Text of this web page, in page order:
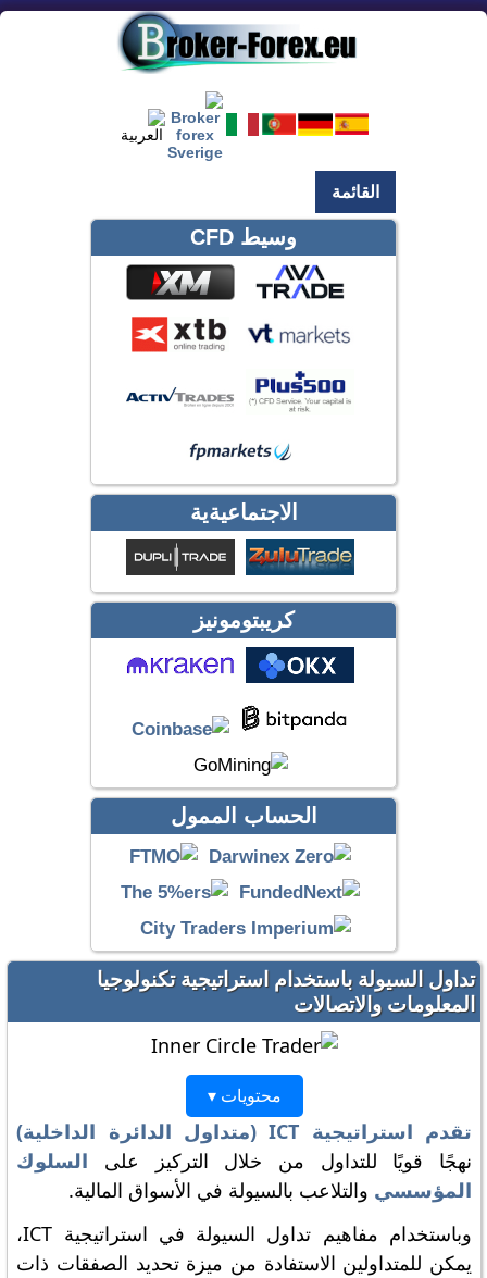
القائمة
وسيط CFD
الاجتماعيةية
كريبتومونيز
الحساب الممول
تداول السيولة باستخدام استراتيجية تكنولوجيا
المعلومات والاتصالات
محتويات ▾
تقدم استراتيجية ICT (متداول الدائرة الداخلية)
نهجًا قويًا للتداول من خلال التركيز على السلوك
المؤسسي والتلاعب بالسيولة في الأسواق المالية.
وباستخدام مفاهيم تداول السيولة في استراتيجية ICT،
يمكن للمتداولين الاستفادة من ميزة تحديد الصفقات ذات